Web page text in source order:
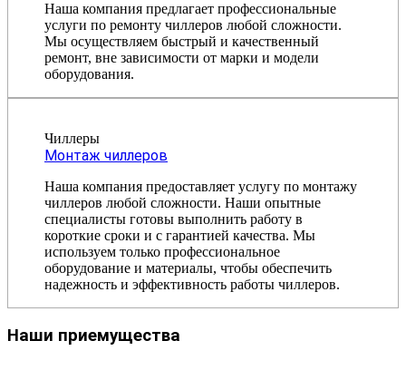
Наша компания предлагает профессиональные
услуги по ремонту чиллеров любой сложности.
Мы осуществляем быстрый и качественный
ремонт, вне зависимости от марки и модели
оборудования.
Чиллеры
Монтаж чиллеров
Наша компания предоставляет услугу по монтажу
чиллеров любой сложности. Наши опытные
специалисты готовы выполнить работу в
короткие сроки и с гарантией качества. Мы
используем только профессиональное
оборудование и материалы, чтобы обеспечить
надежность и эффективность работы чиллеров.
Наши приемущества